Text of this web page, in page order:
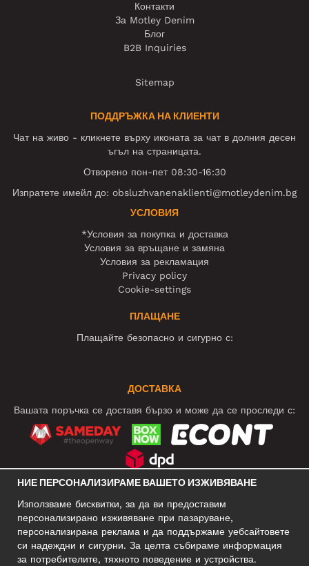
Контакти
За Motley Denim
Блог
B2B Inquiries
Sitemap
ПОДДРЪЖКА НА КЛИЕНТИ
Чат на живо - кликнете върху иконата за чат в долния десен
ъгъл на страницата.
Отворено пон-пет 08:30-16:30
Изпратете имейл до: obsluzhvanenaklienti@motleydenim.bg
УСЛОВИЯ
*Условия за покупка и доставка
Условия за връщане и замяна
Условия за рекламация
Privacy policy
Cookie-settings
ПЛАЩАНЕ
Плащайте безопасно и сигурно с:
ДОСТАВКА
Вашата поръчка се доставя бързо и може да се проследи с:
БИЗНЕС АДРЕС
НИЕ ПЕРСОНАЛИЗИРАМЕ ВАШЕТО ИЗЖИВЯВАНЕ
Използваме бисквитки, за да ви предоставим
персонализирано изживяване при пазаруване,
персонализирана реклама и да поддържаме уебсайтовете
си надеждни и сигурни. За целта събираме информация
за потребителите, тяхното поведение и устройства.